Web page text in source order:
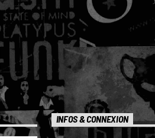
INFOS & CONNEXION